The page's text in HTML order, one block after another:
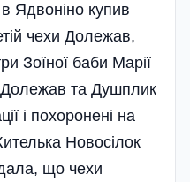
Ядвоніно купив
чехи Долежав,
Зоїної баби Марії
та Душплик
і похоронені на
Новосілок
що чехи